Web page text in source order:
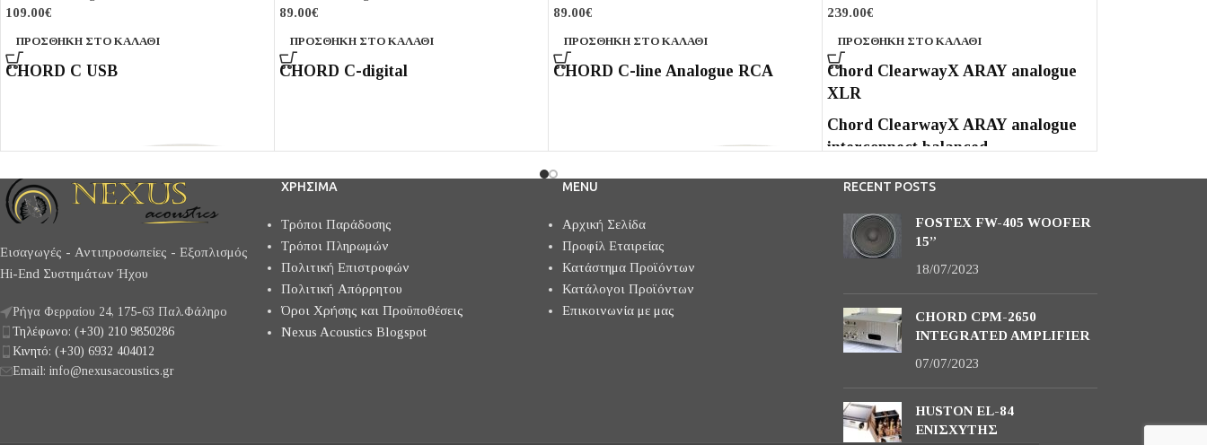
109.00€
ΠΡΟΣΘΉΚΗ ΣΤΟ ΚΑΛΆΘΙ
CHORD C USB
89.00€
ΠΡΟΣΘΉΚΗ ΣΤΟ ΚΑΛΆΘΙ
CHORD C-digital
89.00€
ΠΡΟΣΘΉΚΗ ΣΤΟ ΚΑΛΆΘΙ
CHORD C-line Analogue RCA
239.00€
ΠΡΟΣΘΉΚΗ ΣΤΟ ΚΑΛΆΘΙ
Chord ClearwayX ARAY analogue
XLR
Chord ClearwayX ARAY analogue
interconnect balanced
Εισαγωγές - Αντιπροσωπείες - Εξοπλισμός
Hi-End Συστημάτων Ήχου
Ρήγα Φερραίου 24, 175-63 Παλ.Φάληρο
Τηλέφωνο: (+30) 210 9850286
Κινητό: (+30) 6932 404012
Email: info@nexusacoustics.gr
ΧΡΗΣΙΜΑ
Τρόποι Παράδοσης
Τρόποι Πληρωμών
Πολιτική Επιστροφών
Πολιτική Απόρρητου
Όροι Χρήσης και Προϋποθέσεις
Nexus Acoustics Blogspot
MENU
Αρχική Σελίδα
Προφίλ Εταιρείας
Κατάστημα Προϊόντων
Κατάλογοι Προϊόντων
Επικοινωνία με μας
RECENT POSTS
FOSTEX FW-405 WOOFER
15”
18/07/2023
CHORD CPM-2650
INTEGRATED AMPLIFIER
07/07/2023
HUSTON EL-84
ΕΝΙΣΧΥΤΗΣ